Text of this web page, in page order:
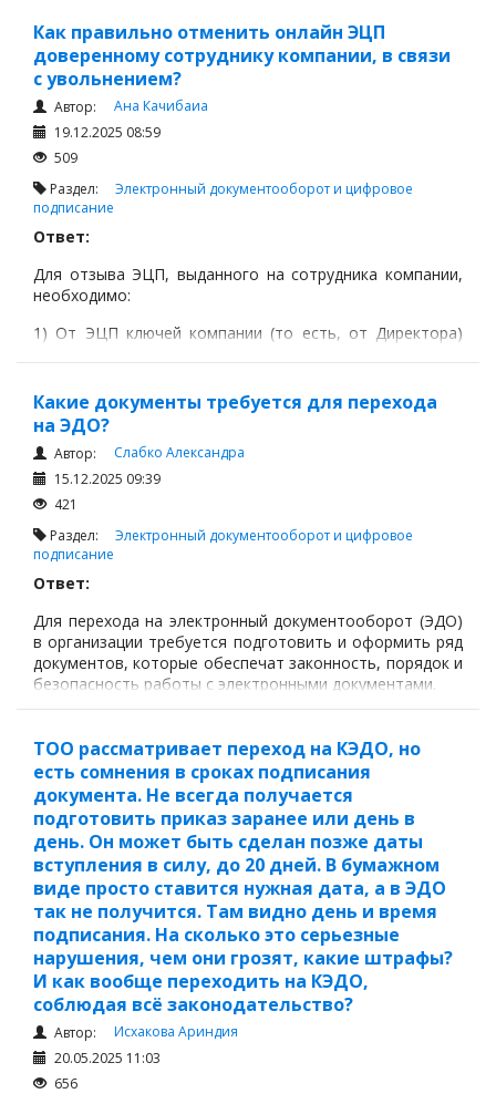
Как правильно отменить онлайн ЭЦП
доверенному сотруднику компании, в связи
с увольнением?
Автор:
Ана Качибаиа
19.12.2025 08:59
509
Раздел: Электронный документооборот и цифровое
подписание
Ответ:
Для отзыва ЭЦП, выданного на сотрудника компании,
необходимо:
1) От ЭЦП ключей компании (то есть, от Директора)
Какие документы требуется для перехода
на ЭДО?
Автор:
Слабко Александра
15.12.2025 09:39
421
Раздел: Электронный документооборот и цифровое
подписание
Ответ:
Для перехода на электронный документооборот (ЭДО)
в организации требуется подготовить и оформить ряд
документов, которые обеспечат законность, порядок и
безопасность работы с электронными документами.
ТОО рассматривает переход на КЭДО, но
есть сомнения в сроках подписания
документа. Не всегда получается
подготовить приказ заранее или день в
день. Он может быть сделан позже даты
вступления в силу, до 20 дней. В бумажном
виде просто ставится нужная дата, а в ЭДО
так не получится. Там видно день и время
подписания. На сколько это серьезные
нарушения, чем они грозят, какие штрафы?
И как вообще переходить на КЭДО,
соблюдая всё законодательство?
Автор:
Исхакова Ариндия
20.05.2025 11:03
656